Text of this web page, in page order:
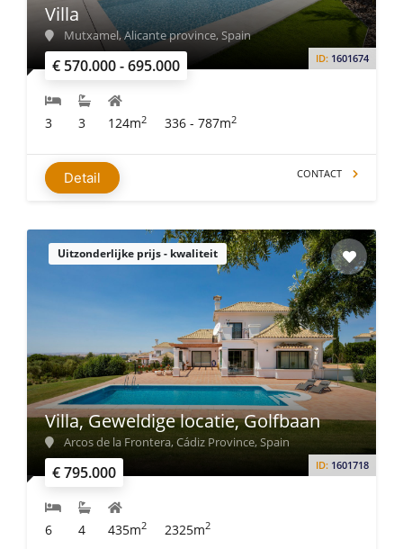
€ 570.000 - 695.000 ID: 1601674
Villa
Mutxamel, Alicante province, Spain
3 3 124m2 336 - 787m2
Detail CONTACT
Uitzonderlijke prijs - kwaliteit
€ 795.000 ID: 1601718
Villa, Geweldige locatie, Golfbaan
Arcos de la Frontera, Cádiz Province, Spain
6 4 435m2 2325m2